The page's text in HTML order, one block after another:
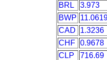
BRL
3.973
BWP
CAD
1.3236
CHF 0.9678
CLP
716.69